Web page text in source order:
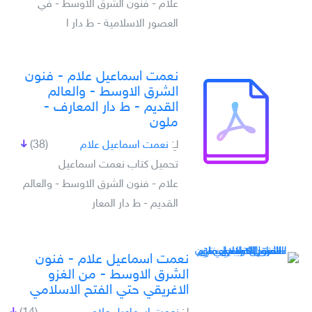
علام - فنون الشرق الاوسط - في
العصور الاسلامية - ط دار ا
نعمت اسماعيل علام - فنون
الشرق الاوسط - والعالم
القديم - ط دار المعارف -
ملون
(38) لـِ: نعمت اسماعيل علام
تحميل كتاب نعمت اسماعيل
علام - فنون الشرق الاوسط - والعالم
القديم - ط دار المعار
نعمت اسماعيل علام - فنون
الشرق الاوسط - من الغزو
الاغريقي حتي الفتح الاسلامي